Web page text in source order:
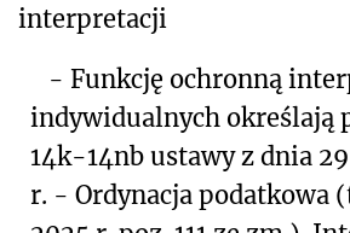
interpretacji
- Funkcję ochronną
indywidualnych określają
14k-14nb ustawy z dnia
r. - Ordynacja podatkowa